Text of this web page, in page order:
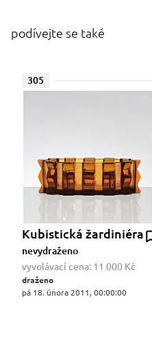
podívejte se také
305
Kubistická žardiniéra
nevydraženo
vyvolávací cena: 11 000 Kč
draženo
pá 18. února 2011, 00:00:00